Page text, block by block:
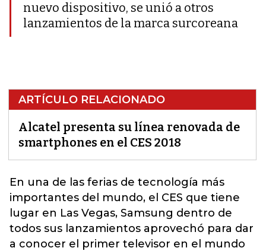
nuevo dispositivo, se unió a otros
lanzamientos de la marca surcoreana
ARTÍCULO RELACIONADO
Alcatel presenta su línea renovada de
smartphones en el CES 2018
En una de las ferias de tecnología más
importantes del mundo, el CES que tiene
lugar en Las Vegas, Samsung dentro de
todos sus lanzamientos aprovechó para dar
a conocer el primer televisor en el mundo